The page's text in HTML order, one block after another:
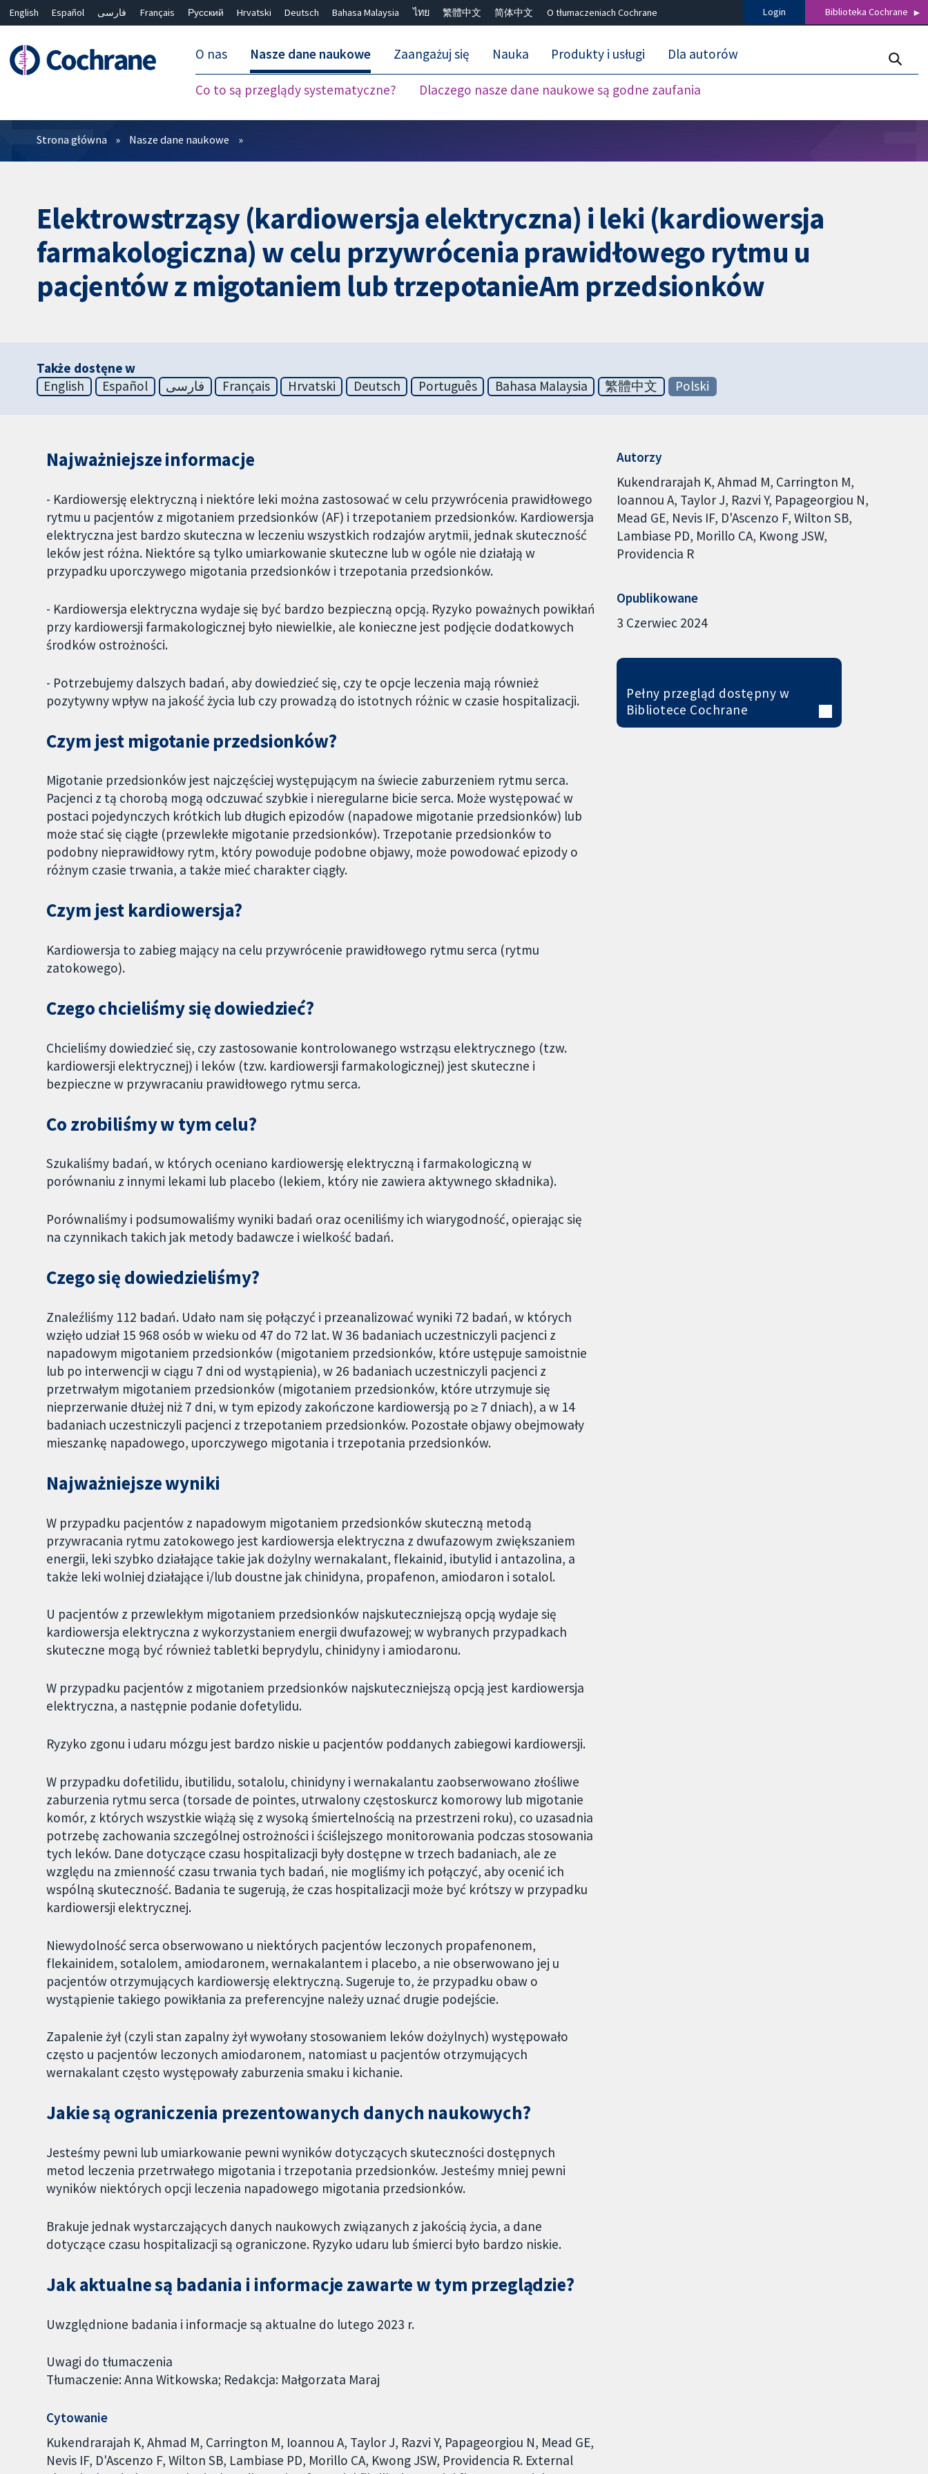
English Español فارسی Français Русский Hrvatski Deutsch Bahasa Malaysia ไทย 繁體中文 简体中文 O tłumaczeniach Cochrane Login Biblioteka Cochrane
O nas Nasze dane naukowe
Co to są przeglądy systematyczne? Dlaczego nasze dane naukowe są godne zaufania
Zaangażuj się Nauka Produkty i usługi Dla autorów
Filtry
Strona główna Nasze dane naukowe
Elektrowstrząsy (kardiowersja elektryczna) i leki (kardiowersja
farmakologiczna) w celu przywrócenia prawidłowego rytmu u
pacjentów z migotaniem lub trzepotanieAm przedsionków
Także dostęne w
English
Español فارسی Français Hrvatski Deutsch Português Bahasa Malaysia 繁體中文 Polski
Najważniejsze informacje
- Kardiowersję elektryczną i niektóre leki można zastosować w celu przywrócenia prawidłowego
rytmu u pacjentów z migotaniem przedsionków (AF) i trzepotaniem przedsionków. Kardiowersja
elektryczna jest bardzo skuteczna w leczeniu wszystkich rodzajów arytmii, jednak skuteczność
leków jest różna. Niektóre są tylko umiarkowanie skuteczne lub w ogóle nie działają w
przypadku uporczywego migotania przedsionków i trzepotania przedsionków.
- Kardiowersja elektryczna wydaje się być bardzo bezpieczną opcją. Ryzyko poważnych powikłań
przy kardiowersji farmakologicznej było niewielkie, ale konieczne jest podjęcie dodatkowych
środków ostrożności.
- Potrzebujemy dalszych badań, aby dowiedzieć się, czy te opcje leczenia mają również
pozytywny wpływ na jakość życia lub czy prowadzą do istotnych różnic w czasie hospitalizacji.
Czym jest migotanie przedsionków?
Migotanie przedsionków jest najczęściej występującym na świecie zaburzeniem rytmu serca.
Pacjenci z tą chorobą mogą odczuwać szybkie i nieregularne bicie serca. Może występować w
postaci pojedynczych krótkich lub długich epizodów (napadowe migotanie przedsionków) lub
może stać się ciągłe (przewlekłe migotanie przedsionków). Trzepotanie przedsionków to
podobny nieprawidłowy rytm, który powoduje podobne objawy, może powodować epizody o
różnym czasie trwania, a także mieć charakter ciągły.
Czym jest kardiowersja?
Kardiowersja to zabieg mający na celu przywrócenie prawidłowego rytmu serca (rytmu
zatokowego).
Czego chcieliśmy się dowiedzieć?
Chcieliśmy dowiedzieć się, czy zastosowanie kontrolowanego wstrząsu elektrycznego (tzw.
kardiowersji elektrycznej) i leków (tzw. kardiowersji farmakologicznej) jest skuteczne i
bezpieczne w przywracaniu prawidłowego rytmu serca.
Co zrobiliśmy w tym celu?
Szukaliśmy badań, w których oceniano kardiowersję elektryczną i farmakologiczną w
porównaniu z innymi lekami lub placebo (lekiem, który nie zawiera aktywnego składnika).
Porównaliśmy i podsumowaliśmy wyniki badań oraz oceniliśmy ich wiarygodność, opierając się
na czynnikach takich jak metody badawcze i wielkość badań.
Czego się dowiedzieliśmy?
Znaleźliśmy 112 badań. Udało nam się połączyć i przeanalizować wyniki 72 badań, w których
wzięło udział 15 968 osób w wieku od 47 do 72 lat. W 36 badaniach uczestniczyli pacjenci z
napadowym migotaniem przedsionków (migotaniem przedsionków, które ustępuje samoistnie
lub po interwencji w ciągu 7 dni od wystąpienia), w 26 badaniach uczestniczyli pacjenci z
przetrwałym migotaniem przedsionków (migotaniem przedsionków, które utrzymuje się
nieprzerwanie dłużej niż 7 dni, w tym epizody zakończone kardiowersją po ≥ 7 dniach), a w 14
badaniach uczestniczyli pacjenci z trzepotaniem przedsionków. Pozostałe objawy obejmowały
mieszankę napadowego, uporczywego migotania i trzepotania przedsionków.
Najważniejsze wyniki
W przypadku pacjentów z napadowym migotaniem przedsionków skuteczną metodą
przywracania rytmu zatokowego jest kardiowersja elektryczna z dwufazowym zwiększaniem
energii, leki szybko działające takie jak dożylny wernakalant, flekainid, ibutylid i antazolina, a
także leki wolniej działające i/lub doustne jak chinidyna, propafenon, amiodaron i sotalol.
U pacjentów z przewlekłym migotaniem przedsionków najskuteczniejszą opcją wydaje się
kardiowersja elektryczna z wykorzystaniem energii dwufazowej; w wybranych przypadkach
skuteczne mogą być również tabletki beprydylu, chinidyny i amiodaronu.
W przypadku pacjentów z migotaniem przedsionków najskuteczniejszą opcją jest kardiowersja
elektryczna, a następnie podanie dofetylidu.
Ryzyko zgonu i udaru mózgu jest bardzo niskie u pacjentów poddanych zabiegowi kardiowersji.
W przypadku dofetilidu, ibutilidu, sotalolu, chinidyny i wernakalantu zaobserwowano złośliwe
zaburzenia rytmu serca (torsade de pointes, utrwalony częstoskurcz komorowy lub migotanie
komór, z których wszystkie wiążą się z wysoką śmiertelnością na przestrzeni roku), co uzasadnia
potrzebę zachowania szczególnej ostrożności i ściślejszego monitorowania podczas stosowania
tych leków. Dane dotyczące czasu hospitalizacji były dostępne w trzech badaniach, ale ze
względu na zmienność czasu trwania tych badań, nie mogliśmy ich połączyć, aby ocenić ich
wspólną skuteczność. Badania te sugerują, że czas hospitalizacji może być krótszy w przypadku
kardiowersji elektrycznej.
Niewydolność serca obserwowano u niektórych pacjentów leczonych propafenonem,
flekainidem, sotalolem, amiodaronem, wernakalantem i placebo, a nie obserwowano jej u
pacjentów otrzymujących kardiowersję elektryczną. Sugeruje to, że przypadku obaw o
wystąpienie takiego powikłania za preferencyjne należy uznać drugie podejście.
Zapalenie żył (czyli stan zapalny żył wywołany stosowaniem leków dożylnych) występowało
często u pacjentów leczonych amiodaronem, natomiast u pacjentów otrzymujących
wernakalant często występowały zaburzenia smaku i kichanie.
Jakie są ograniczenia prezentowanych danych naukowych?
Jesteśmy pewni lub umiarkowanie pewni wyników dotyczących skuteczności dostępnych
metod leczenia przetrwałego migotania i trzepotania przedsionków. Jesteśmy mniej pewni
wyników niektórych opcji leczenia napadowego migotania przedsionków.
Brakuje jednak wystarczających danych naukowych związanych z jakością życia, a dane
dotyczące czasu hospitalizacji są ograniczone. Ryzyko udaru lub śmierci było bardzo niskie.
Jak aktualne są badania i informacje zawarte w tym przeglądzie?
Uwzględnione badania i informacje są aktualne do lutego 2023 r.
Uwagi do tłumaczenia
Tłumaczenie: Anna Witkowska; Redakcja: Małgorzata Maraj
Cytowanie
Kukendrarajah K, Ahmad M, Carrington M, Ioannou A, Taylor J, Razvi Y, Papageorgiou N, Mead GE,
Nevis IF, D'Ascenzo F, Wilton SB, Lambiase PD, Morillo CA, Kwong JSW, Providencia R. External
Autorzy
Kukendrarajah K Ahmad M Carrington M
Ioannou A Taylor J Razvi Y Papageorgiou N
Mead GE Nevis IF D'Ascenzo F Wilton SB
Lambiase PD Morillo CA Kwong JSW
Providencia R
Opublikowane
3 Czerwiec 2024
Pełny przegląd dostępny w
Bibliotece Cochrane